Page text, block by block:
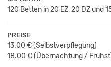
120 Betten in 20 EZ, 20 DZ und
PREISE
13.00 €(Selbstverpflegung)
18.00 €(Übernachtung / Frühst